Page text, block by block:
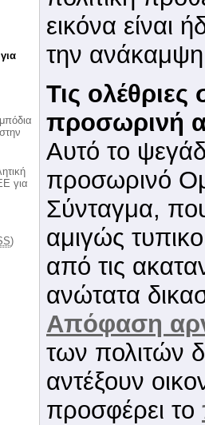
για
)
εικόνα είναι
την
Τις
προσωρινή
Αυτό το
προσωρινό
Σύνταγμα,
αμιγώς
από τις
ανώτατα
Απόφαση
των πολιτών
αντέξουν
προσφέρει το